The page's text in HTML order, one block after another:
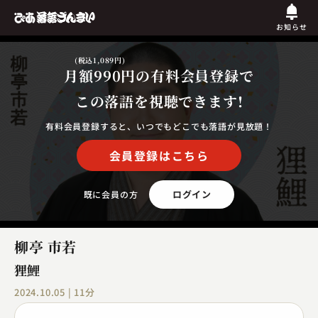
お知らせ
月額990円
(税込1,089円)
の有料会員登録で
この落語を視聴できます!
有料会員登録すると、いつでもどこでも落語が見放題！
会員登録はこちら
既に会員の方 ログイン
柳亭 市若
狸鯉
2024.10.05 | 11分